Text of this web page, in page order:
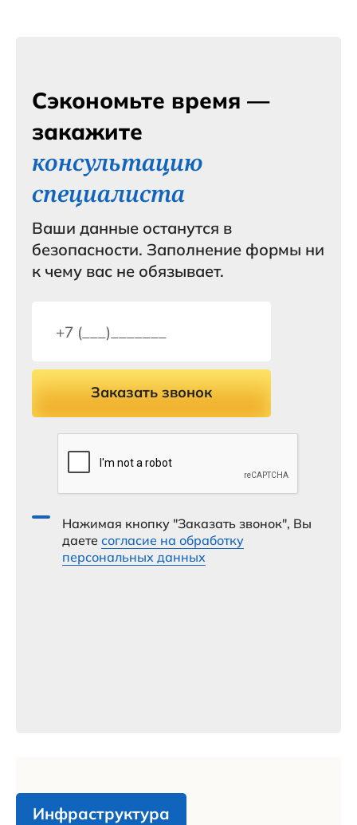
Сэкономьте время —
закажите
консультацию
специалиста
Ваши данные останутся в
безопасности. Заполнение формы ни
к чему вас не обязывает.
Заказать звонок
Нажимая кнопку "Заказать звонок", Вы
даете согласие на обработку
персональных данных
Инфраструктура